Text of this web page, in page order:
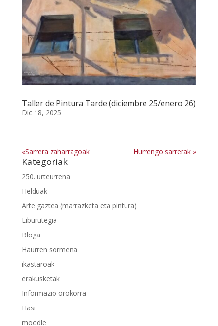
Taller de Pintura Tarde (diciembre 25/enero 26)
Dic 18, 2025
«Sarrera zaharragoak Hurrengo sarrerak »
Kategoriak
250. urteurrena
Helduak
Arte gaztea (marrazketa eta pintura)
Liburutegia
Bloga
Haurren sormena
ikastaroak
erakusketak
Informazio orokorra
Hasi
moodle